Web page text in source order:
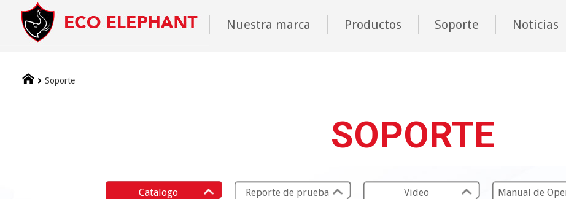
Nuestra marca Productos Soporte Noticias
Soporte
SOPORTE
Catalogo Reporte de prueba Video Manual de